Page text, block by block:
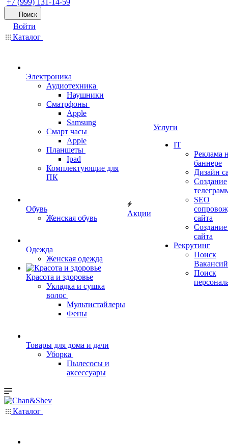
+7 (999) 131-14-59
Поиск
Войти
Каталог
Электроника
Аудиотехника
Наушники
Сматрфоны
Apple
Samsung
Смарт часы
Apple
Планшеты
Ipad
Комплектующие для
ПК
Обувь
Женская обувь
Одежда
Женская одежда
Красота и здоровье
Укладка и сушка
волос
Мультистайлеры
Фены
Товары для дома и дачи
Уборка
Пылесосы и
аксессуары
Акции
Услуги
IT
Реклама
баннере
Дизайн
Создание
SEO
сайта
сайта
Рекрутинг
Поиск
Вакансий
Поиск
Каталог